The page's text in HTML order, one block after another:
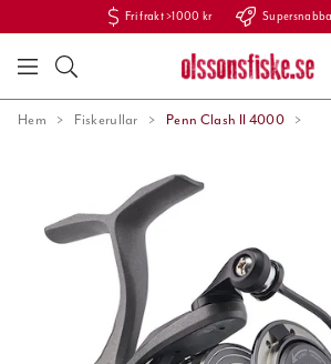
Fri frakt >1000 kr
Hem Fiskerullar Penn Clash II 4000